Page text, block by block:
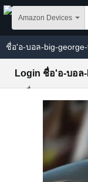
Skip to main content
Amazon Devices
ชื่อ'อ-บอล-big-
สล็อต pg สาธิต
Login ชื่อ'อ-บอล